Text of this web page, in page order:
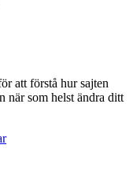
att förstå hur sajten
när som helst ändra ditt